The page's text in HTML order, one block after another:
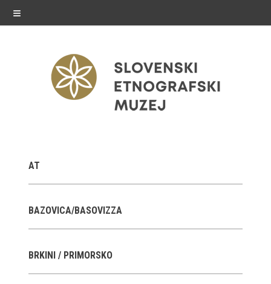
≡
Stalne razstave
Občasne razstave
E-razstave
AT
BAZOVICA/BASOVIZZA
BRKINI / PRIMORSKO